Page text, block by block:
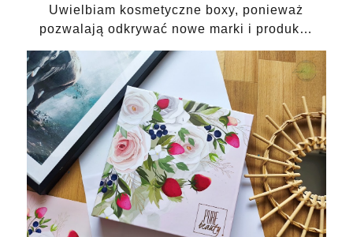
Uwielbiam kosmetyczne boxy, ponieważ
pozwalają odkrywać nowe marki i produk…